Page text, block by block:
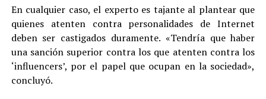
En cualquier caso, el experto es tajante al plantear que
quienes atenten contra personalidades de Internet
deben ser castigados duramente. «Tendría que haber
una sanción superior contra los que atenten contra los
‘influencers’, por el papel que ocupan en la sociedad»,
concluyó.